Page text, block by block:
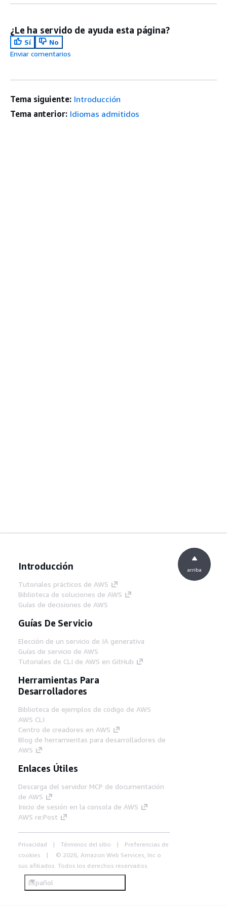
¿Le ha servido de ayuda esta página?
Sí
No
Enviar comentarios
Tema siguiente: Introducción
Tema anterior: Idiomas admitidos
Introducción
Tutoriales prácticos de AWS
Biblioteca de soluciones de AWS
Guías de decisiones de AWS
Guías De Servicio
Elección de un servicio de IA generativa
Guías de servicio de AWS
Tutoriales de CLI de AWS en GitHub
Herramientas Para
Desarrolladores
Biblioteca de ejemplos de código de AWS
AWS CLI
Centro de creadores en AWS
Blog de herramientas para desarrolladores de
AWS
Enlaces Útiles
Descarga del servidor MCP de documentación
de AWS
Inicio de sesión en la consola de AWS
AWS re:Post
Privacidad Términos del sitio
Preferencias de
cookies
© 2026, Amazon Web Services, Inc o
sus afiliados. Todos los derechos reservados.
Español
arriba